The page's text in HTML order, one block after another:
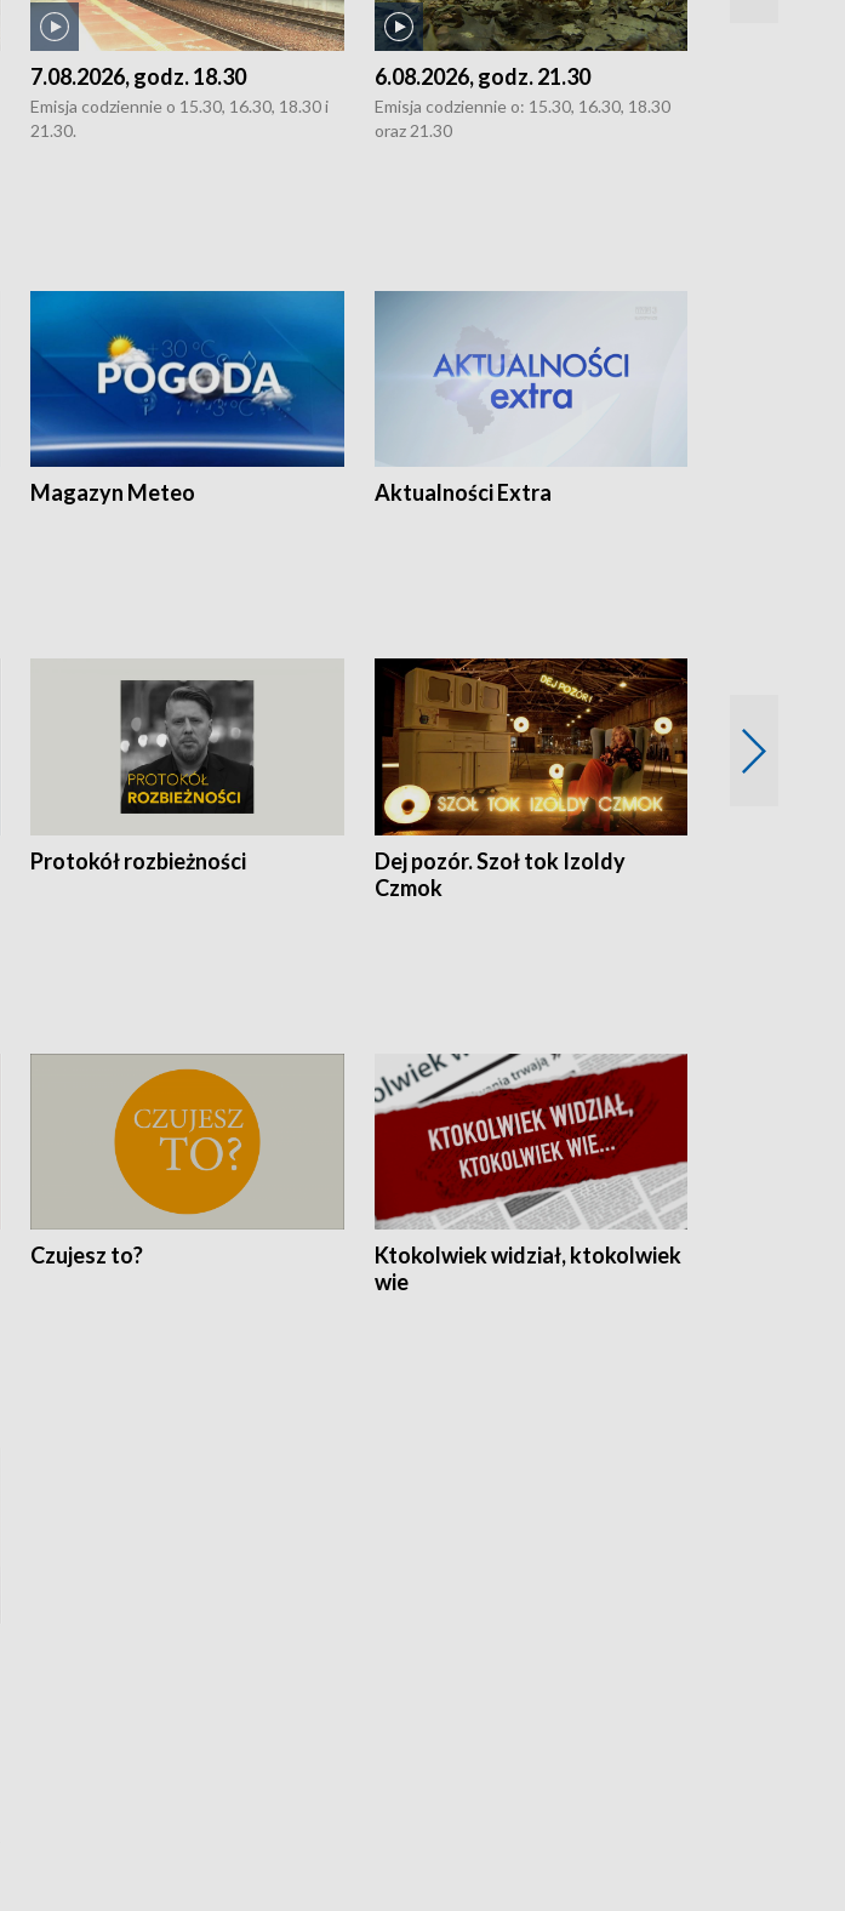
7.08.2026, godz. 18.30
Emisja codziennie o 15.30, 16.30, 18.30 i
21.30.
6.08.2026, godz. 21.30
Emisja codziennie o: 15.30, 16.30, 18.30
oraz 21.30
Magazyn Meteo Aktualności Extra
Protokół rozbieżności
Dej pozór. Szoł tok Izoldy
Czmok
Czujesz to?
Ktokolwiek widział, ktokolwiek
wie